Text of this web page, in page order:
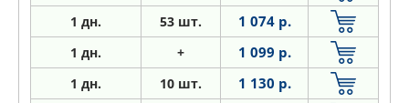
1 дн. 53 шт. 1 074 р.
1 дн. + 1 099 р.
1 дн. 10 шт. 1 130 р.